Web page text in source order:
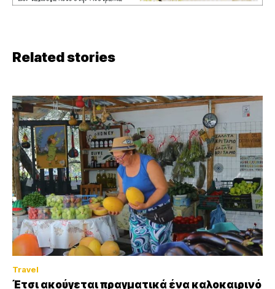
Related stories
Travel
Έτσι ακούγεται πραγματικά ένα καλοκαιρινό